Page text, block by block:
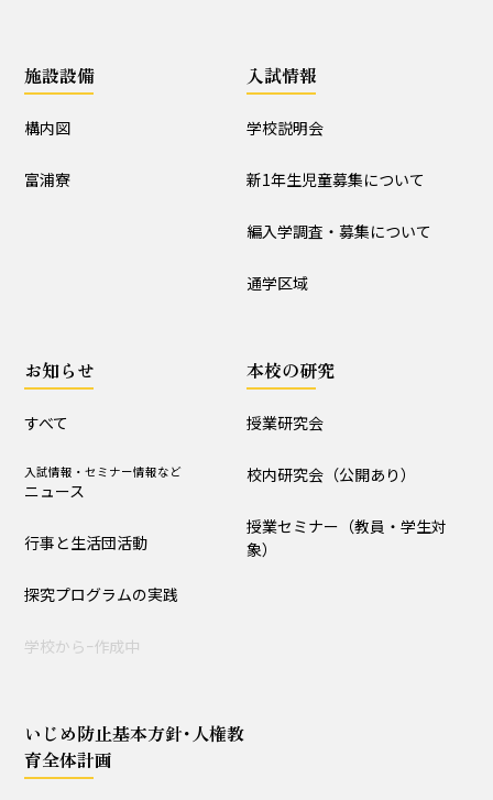
すべて 入試情報・セミナー情報など
ニュース
行事と生活団活動
探究プログラムの実践
学校からｰ作成中
授業セミナー（教員・学生
対象）
いじめ防止基本方針･人権教育全体計画
概要版
施設設備
構内図
富浦寮
入試情報
学校説明会
新1年生児童募集について
編入学調査・募集について
通学区域
お知らせ
すべて
入試情報・セミナー情報など
ニュース
行事と生活団活動
探究プログラムの実践
学校からｰ作成中
本校の研究
授業研究会
校内研究会（公開あり）
授業セミナー（教員・学生対
象）
いじめ防止基本方針･人権教
育全体計画